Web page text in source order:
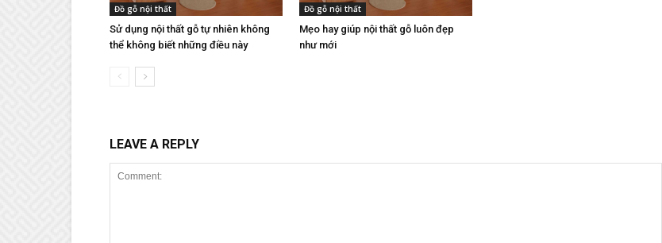
Đồ gỗ nội thất
Sử dụng nội thất gỗ tự nhiên không
thể không biết những điều này
Đồ gỗ nội thất
Mẹo hay giúp nội thất gỗ luôn đẹp
như mới
LEAVE A REPLY